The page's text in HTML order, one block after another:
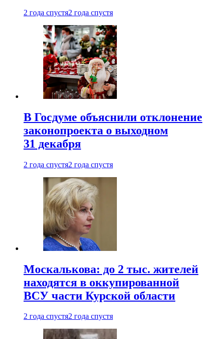
2 года спустя2 года спустя
В Госдуме объяснили отклонение
законопроекта о выходном
31 декабря
2 года спустя2 года спустя
Москалькова: до 2 тыс. жителей
находятся в оккупированной
ВСУ части Курской области
2 года спустя2 года спустя